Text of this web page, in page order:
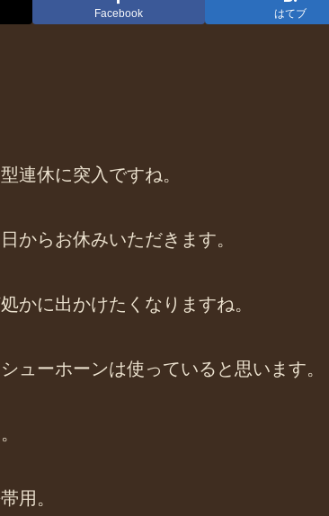
Facebook はてブ
連休に突入ですね。
からお休みいただきます。
かに出かけたくなりますね。
ューホーンは使っていると思います。
用。